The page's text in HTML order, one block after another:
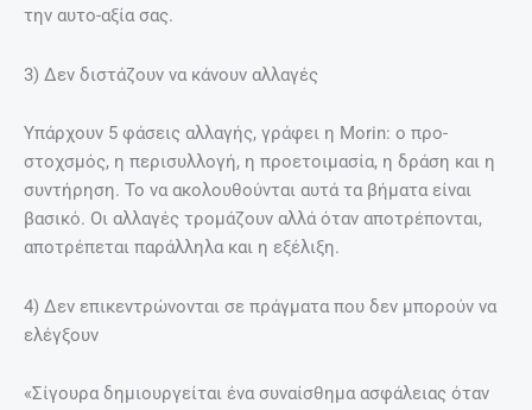
την αυτο-αξία σας.
3) Δεν διστάζουν να κάνουν αλλαγές
Υπάρχουν 5 φάσεις αλλαγής, γράφει η Μorin: o προ-
στοχσμός, η περισυλλογή, η προετοιμασία, η δράση και η
συντήρηση. Το να ακολουθούνται αυτά τα βήματα είναι
βασικό. Οι αλλαγές τρομάζουν αλλά όταν αποτρέπονται,
αποτρέπεται παράλληλα και η εξέλιξη.
4) Δεν επικεντρώνονται σε πράγματα που δεν μπορούν να
ελέγξουν
«Σίγουρα δημιουργείται ένα συναίσθημα ασφάλειας όταν